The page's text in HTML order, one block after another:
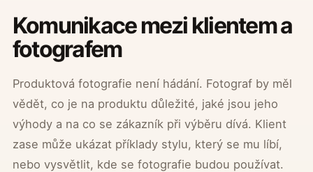
Komunikace mezi klientem a
fotografem
Produktová fotografie není hádání. Fotograf by měl
vědět, co je na produktu důležité, jaké jsou jeho
výhody a na co se zákazník při výběru dívá. Klient
zase může ukázat příklady stylu, který se mu líbí,
nebo vysvětlit, kde se fotografie budou používat.